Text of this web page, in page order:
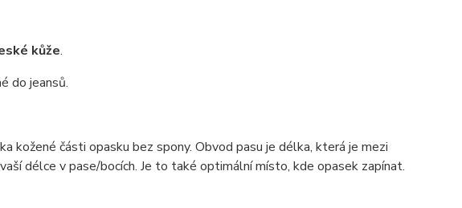
kůže.
do jeansů.
kožené části opasku bez spony. Obvod pasu je délka, která je mezi
délce v pase/bocích. Je to také optimální místo, kde opasek zapínat.